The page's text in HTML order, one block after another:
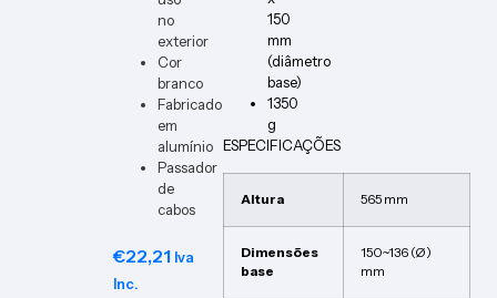
no
exterior
Cor
branco
Fabricado
em
alumínio
Passador
de
cabos
€22,21 Iva
Inc.
150
mm
(diâmetro
base)
1350
g
ESPECIFICAÇÕES
Altura 565 mm
Dimensões
base
150~136 (Ø)
mm